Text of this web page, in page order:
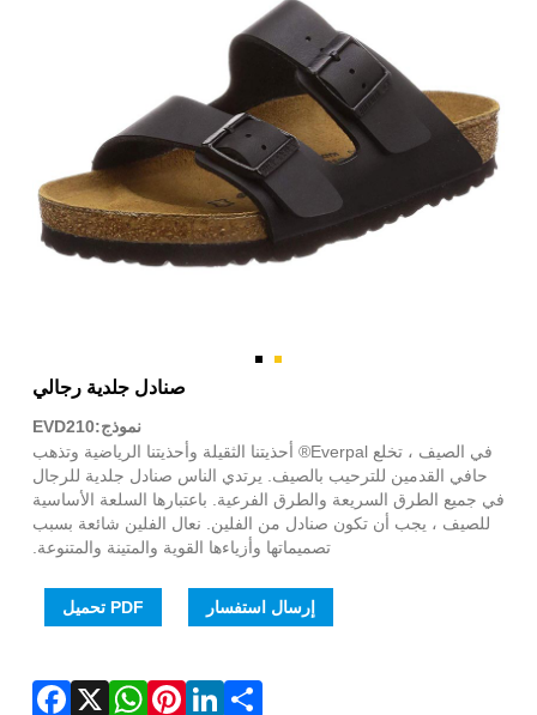
صنادل جلدية رجالي
نموذج:EVD210
في الصيف ، تخلع Everpal® أحذيتنا الثقيلة وأحذيتنا الرياضية وتذهب
حافي القدمين للترحيب بالصيف. يرتدي الناس صنادل جلدية للرجال
في جميع الطرق السريعة والطرق الفرعية. باعتبارها السلعة الأساسية
للصيف ، يجب أن تكون صنادل من الفلين. نعال الفلين شائعة بسبب
تصميماتها وأزياءها القوية والمتينة والمتنوعة.
إرسال استفسار PDF تحميل